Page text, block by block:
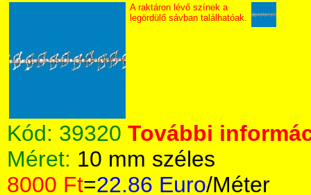
A raktáron lévő színek a
legördülő sávban találhatóak.
Kód: 39320 További
Méret: 10 mm széles
8000 Ft=22.86 Euro/Méter